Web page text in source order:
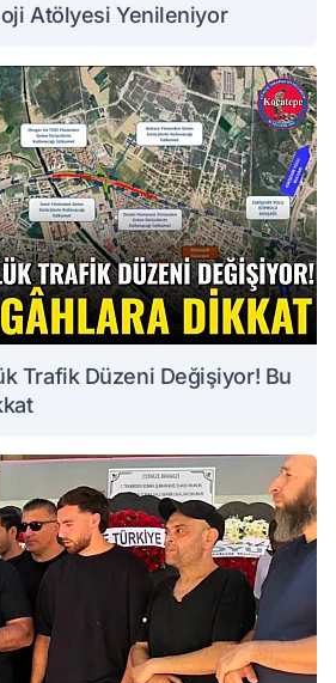
Atölyesi Yenileniyor
Trafik Düzeni Değişiyor! Bu